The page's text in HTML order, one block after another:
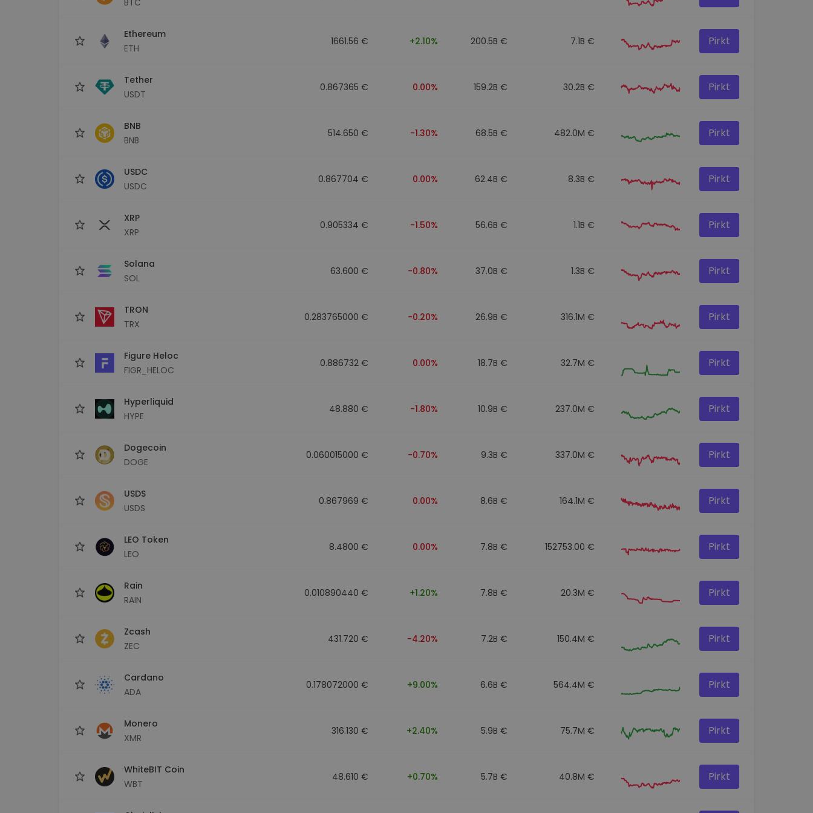
Ethereum
ETH
1661.56 € +2.10% 200.5B € 7.1B € Pirkt
Tether
USDT
0.867365 € 0.00% 159.2B € 30.2B € Pirkt
BNB
BNB
514.650 € -1.30% 68.5B € 482.0M € Pirkt
USDC
USDC
0.867704 € 0.00% 62.4B € 8.3B € Pirkt
XRP
XRP
0.905334 € -1.50% 56.6B € 1.1B € Pirkt
Solana
SOL
63.600 € -0.80% 37.0B € 1.3B € Pirkt
TRON
TRX
0.283765000 € -0.20% 26.9B € 316.1M € Pirkt
Figure Heloc
FIGR_HELOC
0.886732 € 0.00% 18.7B € 32.7M € Pirkt
Hyperliquid
HYPE
48.880 € -1.80% 10.9B € 237.0M € Pirkt
Dogecoin
DOGE
0.060015000 € -0.70% 9.3B € 337.0M € Pirkt
USDS
USDS
0.867969 € 0.00% 8.6B € 164.1M € Pirkt
LEO Token
LEO
8.4800 € 0.00% 7.8B € 152753.00 € Pirkt
Rain
RAIN
0.010890440 € +1.20% 7.8B € 20.3M € Pirkt
Zcash
ZEC
431.720 € -4.20% 7.2B € 150.4M € Pirkt
Cardano
ADA
0.178072000 € +9.00% 6.6B € 564.4M € Pirkt
Monero
XMR
316.130 € +2.40% 5.9B € 75.7M € Pirkt
WhiteBIT Coin
WBT
48.610 € +0.70% 5.7B € 40.8M € Pirkt